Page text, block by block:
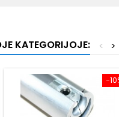
KATEGORIJOJE: >
<
−10%